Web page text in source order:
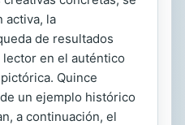
activa, la
de resultados
en el auténtico
Quince
un ejemplo histórico
a continuación, el